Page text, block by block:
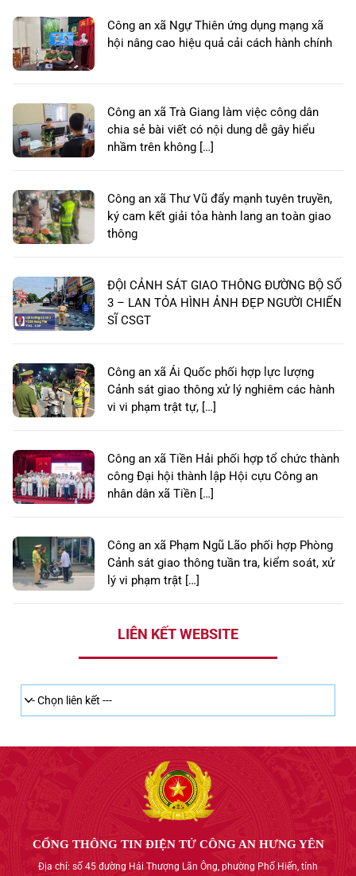
Công an xã Ngự Thiên ứng dụng mạng xã
hội nâng cao hiệu quả cải cách hành chính
Công an xã Trà Giang làm việc công dân
chia sẻ bài viết có nội dung dễ gây hiểu
nhầm trên không […]
Công an xã Thư Vũ đẩy mạnh tuyên truyền,
ký cam kết giải tỏa hành lang an toàn giao
thông
ĐỘI CẢNH SÁT GIAO THÔNG ĐƯỜNG BỘ SỐ
3 – LAN TỎA HÌNH ẢNH ĐẸP NGƯỜI CHIẾN
SĨ CSGT
Công an xã Ái Quốc phối hợp lực lượng
Cảnh sát giao thông xử lý nghiêm các hành
vi vi phạm trật tự, […]
Công an xã Tiền Hải phối hợp tổ chức thành
công Đại hội thành lập Hội cựu Công an
nhân dân xã Tiền […]
Công an xã Phạm Ngũ Lão phối hợp Phòng
Cảnh sát giao thông tuần tra, kiểm soát, xử
lý vi phạm trật […]
LIÊN KẾT WEBSITE
CỔNG THÔNG TIN ĐIỆN TỬ CÔNG AN HƯNG YÊN
Địa chỉ: số 45 đường Hải Thượng Lãn Ông, phường Phố Hiến, tỉnh